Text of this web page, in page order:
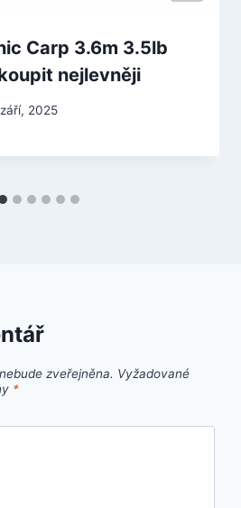
Carp 3.6m 3.5lb
nejlevněji
2025
zveřejněna. Vyžadované
*